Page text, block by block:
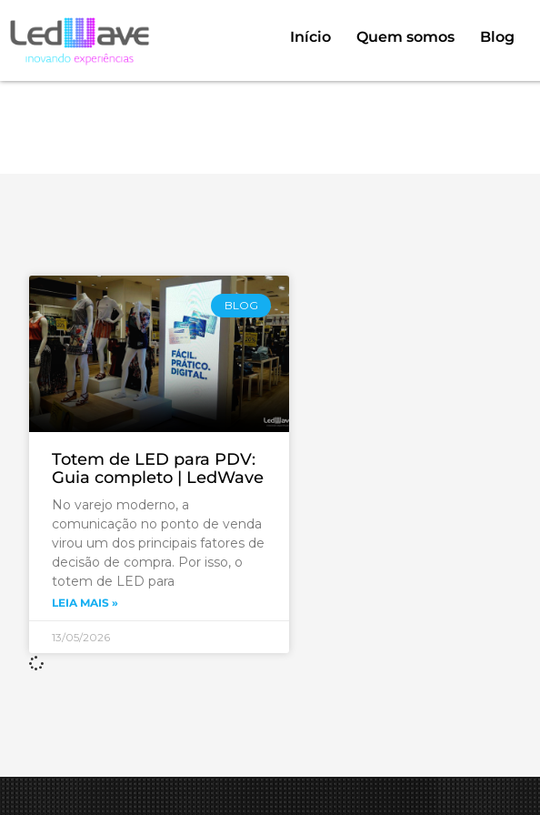
Início Quem somos Blog
BLOG
Totem de LED para PDV:
Guia completo | LedWave
No varejo moderno, a
comunicação no ponto de venda
virou um dos principais fatores de
decisão de compra. Por isso, o
totem de LED para
LEIA MAIS »
13/05/2026